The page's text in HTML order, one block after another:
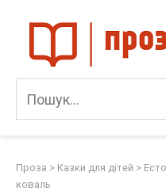
content
Проза > Казки для дітей >
коваль